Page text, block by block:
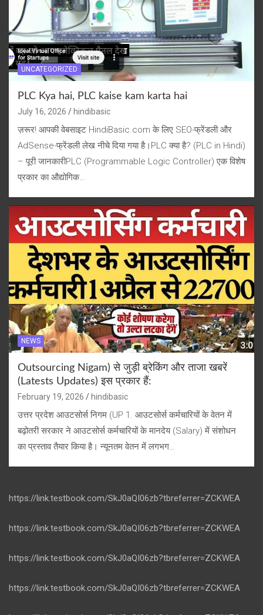
UNCATEGORIZED
PLC Kya hai, PLC kaise kam karta hai
July 16, 2026 hindibasic
ज़रूर! आपकी वेबसाइट HindiBasic.com के लिए SEO-फ्रेंडली और
AdSense-फ्रेंडली लेख नीचे दिया गया है।PLC क्या है? (PLC in Hindi)
– पूरी जानकारीPLC (Programmable Logic Controller) एक विशेष
प्रकार का औद्योगिक…
NEWS
Outsourcing Nigam) से जुड़ी ब्रेकिंग और ताजा खबरें
(Latests Updates) इस प्रकार हैं:
February 19, 2026 hindibasic
उत्तर प्रदेश आउटसोर्स निगम (UP 1. आउटसोर्स कर्मचारियों के वेतन में
बढ़ोतरी सरकार ने आउटसोर्स कर्मचारियों के मानदेय (Salary) में संशोधन
का प्रस्ताव तैयार किया है। न्यूनतम वेतन में लगभग…
https://link.testbook.com/SkJ0aQI06zb?tbreferrer=ZCKWEA
https://link.testbook.com/SkJ0aQI06zb?tbreferrer=ZCKWEA
https://link.testbook.com/SkJ0aQI06zb?tbreferrer=ZCKWEA
https://link.testbook.com/SkJ0aQI06zb?tbreferrer=ZCKWEA